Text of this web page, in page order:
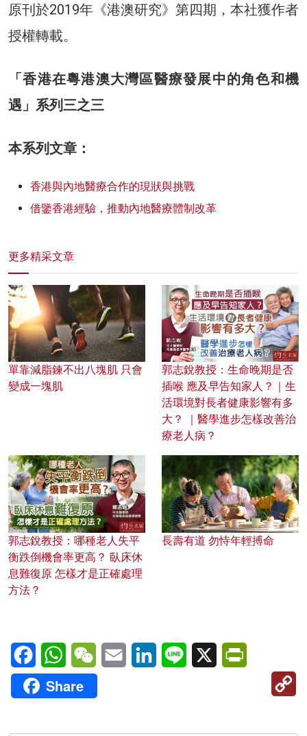
原刊於2019年《港澳研究》第四期，本社獲作者
授權轉載。
「香港在粵港澳大灣區醫療發展中的角色和機
遇」系列三之三
本系列文章：
香港與內地醫療合作的現狀與挑戰
借鑒香港經驗，推動內地醫療體制改革
更多精采文章
單靠減脂鍊不出八塊肌 只會
變成一塊肌
郭志銳教授：生命晚期是否
插喉 應及早告知家人？｜生
活環境對長者健康影響有多
大？ ｜醫學進步怎樣改善治
療老人病？
郭志銳教授：哪種老人失平
衡跌倒機會率更高？ 臥床休
息難復原 怎樣才是正確處理
方法？
長壽有道 勿恃年輕搏命
FacebookWhatsAppWeChatEmail LinkedInLine X
Share